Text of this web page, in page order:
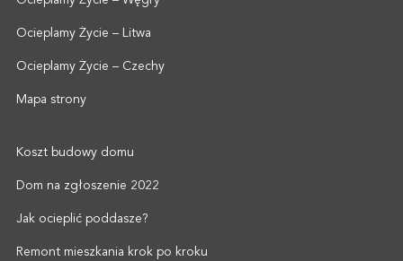
Ocieplamy Życie – Litwa
Ocieplamy Życie – Czechy
Mapa strony
Koszt budowy domu
Dom na zgłoszenie 2022
Jak ocieplić poddasze?
Remont mieszkania krok po kroku